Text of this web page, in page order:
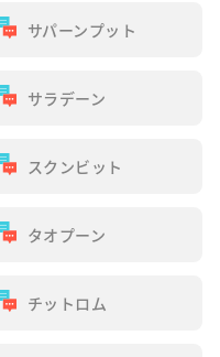
サパーンプット
サラデーン
スクンビット
タオプーン
チットロム